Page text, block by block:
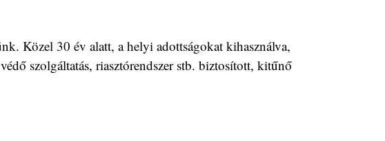
Közel 30 év alatt, a helyi adottságokat kihasználva,
szolgáltatás, riasztórendszer stb. biztosított, kitűnő